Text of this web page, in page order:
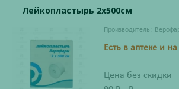
Лейкопластырь 2х500см
Производитель:
Есть в аптеке и
Цена без скидки